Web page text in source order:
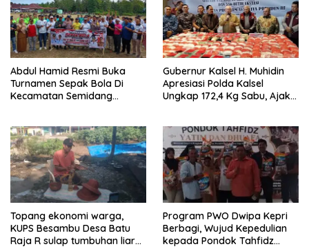
Abdul Hamid Resmi Buka
Turnamen Sepak Bola Di
Kecamatan Semidang
Tahun 2026
Gubernur Kalsel H. Muhidin
Apresiasi Polda Kalsel
Ungkap 172,4 Kg Sabu, Ajak
Topang ekonomi warga,
KUPS Besambu Desa Batu
Raja R sulap tumbuhan liar
Program PWO Dwipa Kepri
Berbagi, Wujud Kepedulian
kepada Pondok Tahfidz